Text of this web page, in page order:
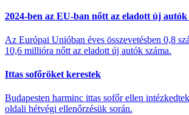
2024-ben az EU-ban nőtt az eladott új autók
Az Európai Unióban éves összevetésben 0,8
10,6 millióra nőtt az eladott új autók száma.
Ittas sofőröket kerestek
Budapesten harminc ittas sofőr ellen
oldali hétvégi ellenőrzésük során.